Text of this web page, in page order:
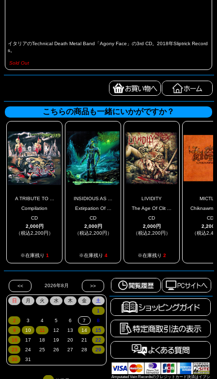
イタリアのTechnical Death Metal Band「Agony Face」の3rd CD。2018年Sliptrick Record
s。
Sold Out
こちらの商品も一緒にいかがですか？
A TRIBUTE TO ...
Compilation
CD
2,000円
（税込2,200円）
※在庫残り 1
INSIDIOUS AS ...
Extirpation Of ...
CD
2,000円
（税込2,200円）
※在庫残り 4
LIVIDITY
The Age Of Clit ...
CD
2,000円
（税込2,200円）
※在庫残り 2
CD
2,200
（税込
Amputated Vein Recordsのクレジットカード決済はイプシ